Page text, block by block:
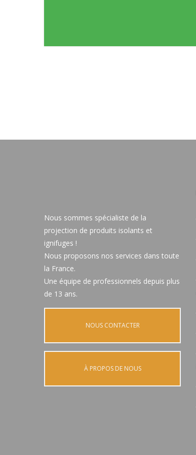
Nous sommes spécialiste de la
projection de produits isolants et
ignifuges !
Nous proposons nos services dans toute
la France.
Une équipe de professionnels depuis plus
de 13 ans.
NOUS CONTACTER
À PROPOS DE NOUS